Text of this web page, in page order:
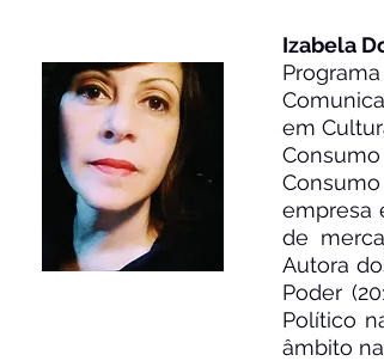
Izabela
em
empresa
de
Autora
Poder
Político
âmbito